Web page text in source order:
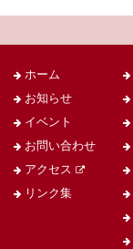
ホーム
お知らせ
イベント
お問い合わせ
アクセス
リンク集